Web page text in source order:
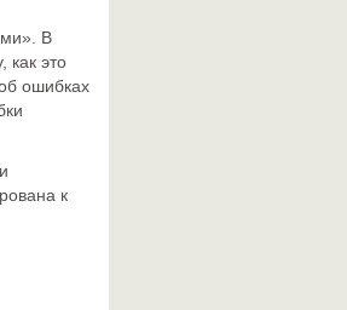
В
как это
ошибках
к